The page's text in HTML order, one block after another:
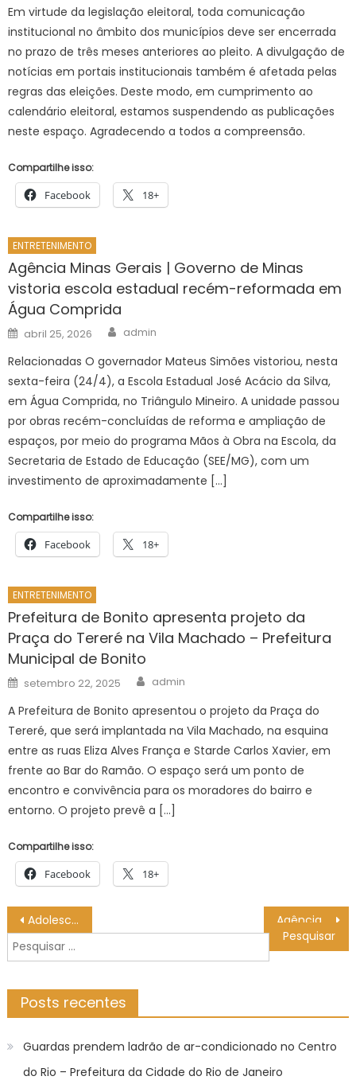
Em virtude da legislação eleitoral, toda comunicação
institucional no âmbito dos municípios deve ser encerrada
no prazo de três meses anteriores ao pleito. A divulgação de
notícias em portais institucionais também é afetada pelas
regras das eleições. Deste modo, em cumprimento ao
calendário eleitoral, estamos suspendendo as publicações
neste espaço. Agradecendo a todos a compreensão.
Compartilhe isso:
Facebook 18+
ENTRETENIMENTO
Agência Minas Gerais | Governo de Minas
vistoria escola estadual recém-reformada em
Água Comprida
Posted
on
abril 25, 2026 Author
admin
Relacionadas O governador Mateus Simões vistoriou, nesta
sexta-feira (24/4), a Escola Estadual José Acácio da Silva,
em Água Comprida, no Triângulo Mineiro. A unidade passou
por obras recém-concluídas de reforma e ampliação de
espaços, por meio do programa Mãos à Obra na Escola, da
Secretaria de Estado de Educação (SEE/MG), com um
investimento de aproximadamente […]
Compartilhe isso:
Facebook 18+
ENTRETENIMENTO
Prefeitura de Bonito apresenta projeto da
Praça do Tereré na Vila Machado – Prefeitura
Municipal de Bonito
Posted
on
setembro 22, 2025 Author
admin
A Prefeitura de Bonito apresentou o projeto da Praça do
Tereré, que será implantada na Vila Machado, na esquina
entre as ruas Eliza Alves França e Starde Carlos Xavier, em
frente ao Bar do Ramão. O espaço será um ponto de
encontro e convivência para os moradores do bairro e
entorno. O projeto prevê a […]
Compartilhe isso:
Facebook 18+
Navegação
de
Post
Adolescentes acolhidos pela SMAS ganham um banho de História na Ilha Fiscal – Prefeitura da Cidade do Rio de Janeiro
Pesquisar
por:
Posts recentes
Guardas prendem ladrão de ar-condicionado no Centro
do Rio – Prefeitura da Cidade do Rio de Janeiro